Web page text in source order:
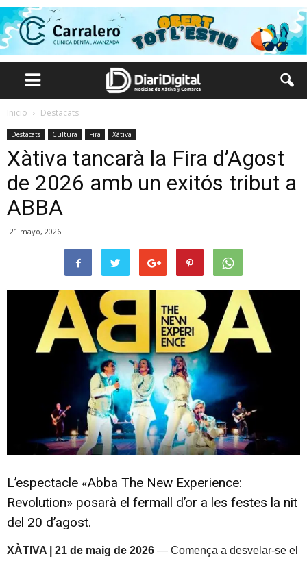
Inicio Destacats
Destacats Cultura Fira Xàtiva
Xàtiva tancarà la Fira d’Agost
de 2026 amb un exitós tribut a
ABBA
21 mayo, 2026
L’espectacle «Abba The New Experience:
Revolution» posarà el fermall d’or a les festes la nit
del 20 d’agost.
XÀTIVA | 21 de maig de 2026 — Comença a desvelar-se el